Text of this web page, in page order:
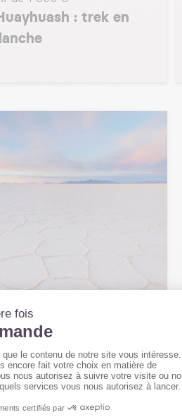
: trek en
de990 €
Bolivie à la
du Salar d'Uyuni